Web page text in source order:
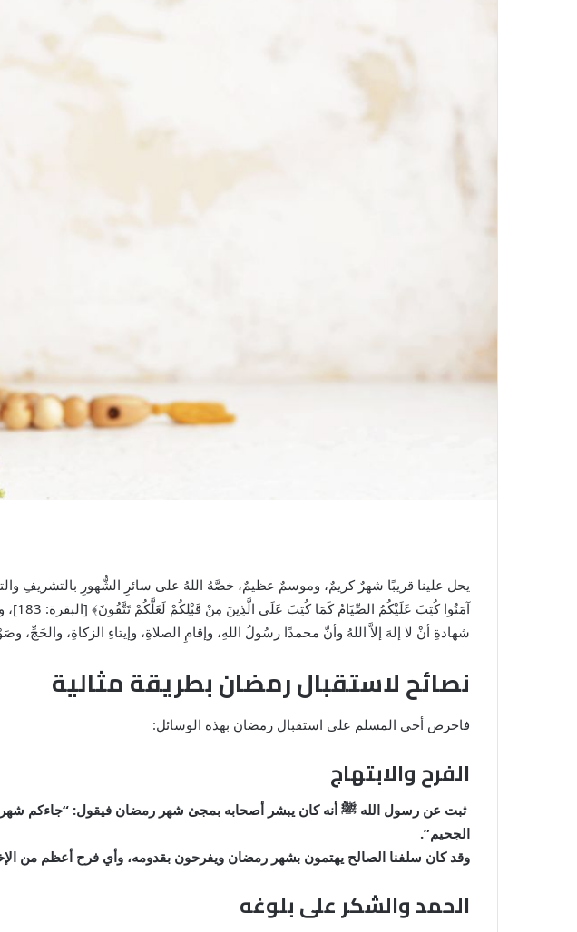
يحل علينا قريبًا شهرٌ كريمٌ، وموسمٌ عظيمٌ، خصَّهُ اللهُ على سائرِ الشُّهورِ بالتشريفِ
آمَنُوا كُتِبَ عَلَيْكُمُ الصِّيَامُ كَمَا كُتِبَ عَلَى الَّذِينَ مِنْ قَبْلِكُمْ لَعَلَّكُمْ تَتَّقُونَ﴾ [البقرة: 183]، وقال تعالى: ﴿فَمَنْ شَهِدَ مِنْكُمُ الشَّهْرَ فَلْيَصُمْهُ﴾ [البقرة: 185]، وقال
شهادةِ أنْ لا إلهَ إلاَّ اللهُ وأنَّ محمدًا رسُولُ اللهِ، وإقامِ الصلاةِ، وإيتاءِ الزكاةِ، والحَجِّ،
نصائح لاستقبال رمضان بطريقة مثالية
فاحرص أخي المسلم على استقبال رمضان بهذه الوسائل:
الفرح والابتهاج
ثبت عن رسول الله ﷺ أنه كان يبشر أصحابه بمجئ شهر رمضان فيقول: “جاءكم
الجحيم”.
وقد كان سلفنا الصالح يهتمون بشهر رمضان ويفرحون بقدومه، وأي فرح أعظم من
الحمد والشكر على بلوغه